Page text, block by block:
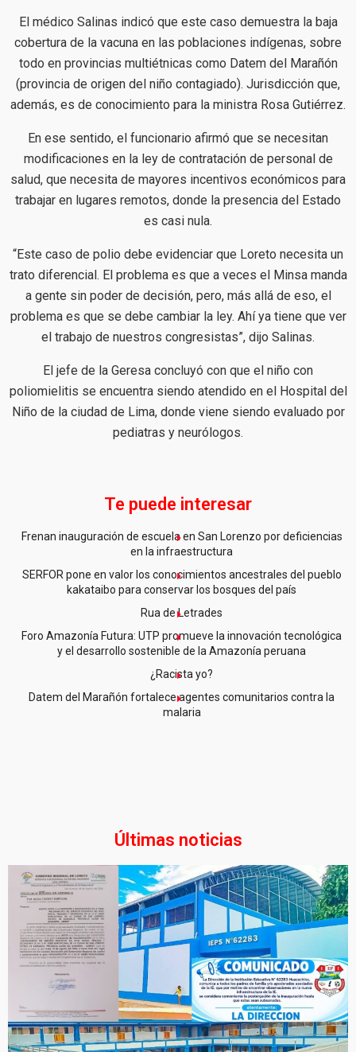
El médico Salinas indicó que este caso demuestra la baja
cobertura de la vacuna en las poblaciones indígenas, sobre
todo en provincias multiétnicas como Datem del Marañón
(provincia de origen del niño contagiado). Jurisdicción que,
además, es de conocimiento para la ministra Rosa Gutiérrez.
En ese sentido, el funcionario afirmó que se necesitan
modificaciones en la ley de contratación de personal de
salud, que necesita de mayores incentivos económicos para
trabajar en lugares remotos, donde la presencia del Estado
es casi nula.
“Este caso de polio debe evidenciar que Loreto necesita un
trato diferencial. El problema es que a veces el Minsa manda
a gente sin poder de decisión, pero, más allá de eso, el
problema es que se debe cambiar la ley. Ahí ya tiene que ver
el trabajo de nuestros congresistas”, dijo Salinas.
El jefe de la Geresa concluyó con que el niño con
poliomielitis se encuentra siendo atendido en el Hospital del
Niño de la ciudad de Lima, donde viene siendo evaluado por
pediatras y neurólogos.
Te puede interesar
Frenan inauguración de escuela en San Lorenzo por deficiencias
en la infraestructura
SERFOR pone en valor los conocimientos ancestrales del pueblo
kakataibo para conservar los bosques del país
Rua de Letrades
Foro Amazonía Futura: UTP promueve la innovación tecnológica
y el desarrollo sostenible de la Amazonía peruana
¿Racista yo?
Datem del Marañón fortalece agentes comunitarios contra la
malaria
Últimas noticias